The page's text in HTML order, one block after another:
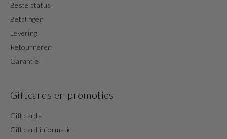
Bestelstatus
Betalingen
Levering
Retourneren
Garantie
Giftcards en promoties
Gift cards
Gift card informatie